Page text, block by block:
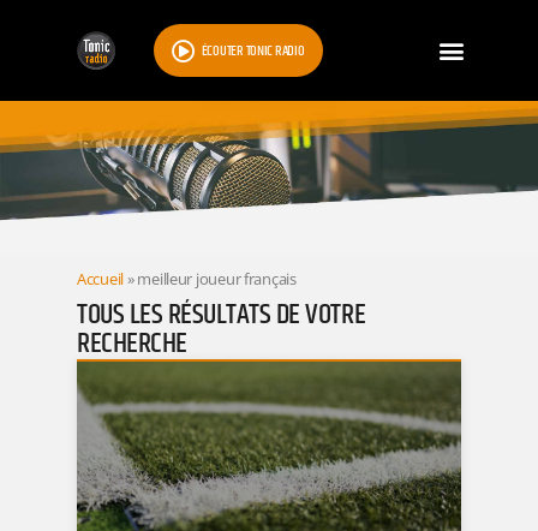
ÉCOUTER TONIC RADIO
RESULTATS
Accueil»meilleur joueur français
TOUS LES RÉSULTATS DE VOTRE
RECHERCHE